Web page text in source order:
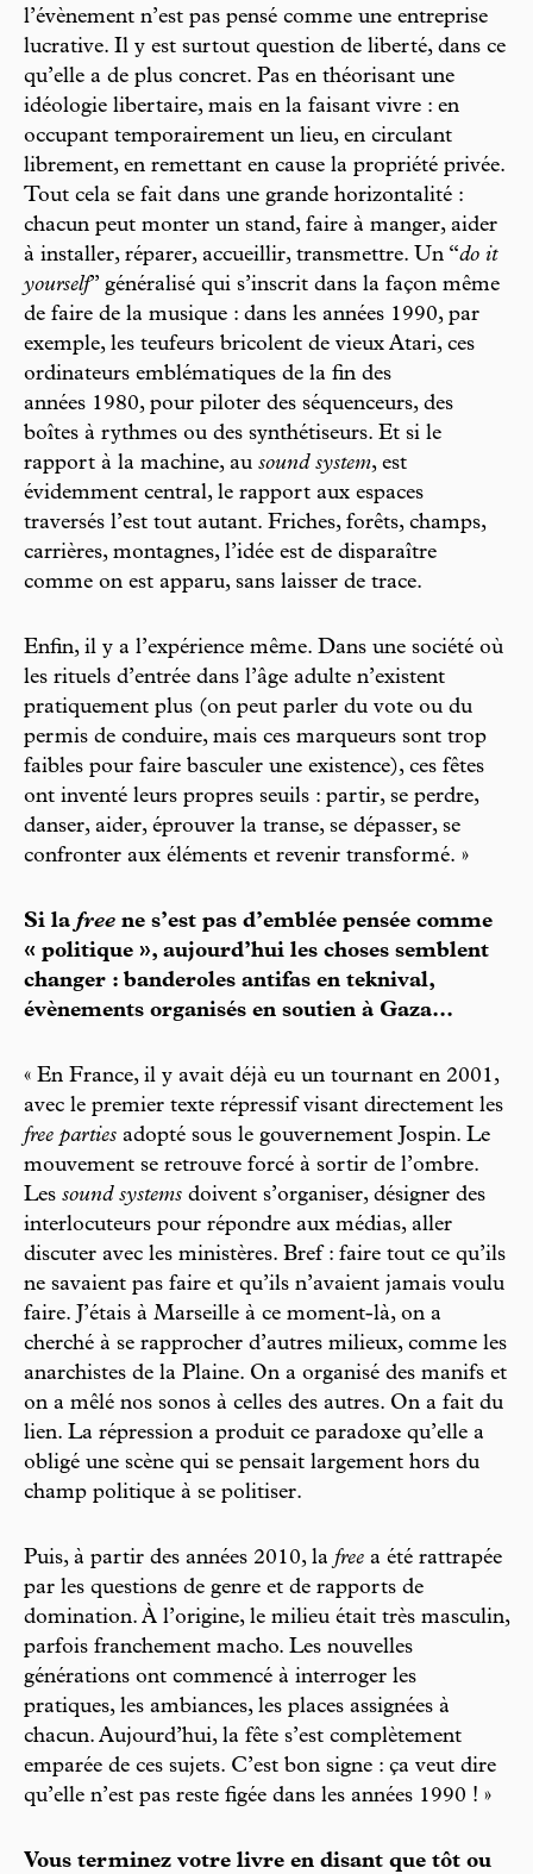
l’évènement n’est pas pensé comme une entreprise
lucrative. Il y est surtout question de liberté, dans ce
qu’elle a de plus concret. Pas en théorisant une
idéologie libertaire, mais en la faisant vivre : en
occupant temporairement un lieu, en circulant
librement, en remettant en cause la propriété privée.
Tout cela se fait dans une grande horizontalité :
chacun peut monter un stand, faire à manger, aider
à installer, réparer, accueillir, transmettre. Un “do it
yourself” généralisé qui s’inscrit dans la façon même
de faire de la musique : dans les années 1990, par
exemple, les teufeurs bricolent de vieux Atari, ces
ordinateurs emblématiques de la fin des
années 1980, pour piloter des séquenceurs, des
boîtes à rythmes ou des synthétiseurs. Et si le
rapport à la machine, au sound system, est
évidemment central, le rapport aux espaces
traversés l’est tout autant. Friches, forêts, champs,
carrières, montagnes, l’idée est de disparaître
comme on est apparu, sans laisser de trace.
Enfin, il y a l’expérience même. Dans une société où
les rituels d’entrée dans l’âge adulte n’existent
pratiquement plus (on peut parler du vote ou du
permis de conduire, mais ces marqueurs sont trop
faibles pour faire basculer une existence), ces fêtes
ont inventé leurs propres seuils : partir, se perdre,
danser, aider, éprouver la transe, se dépasser, se
confronter aux éléments et revenir transformé. »
Si la free ne s’est pas d’emblée pensée comme
« politique », aujourd’hui les choses semblent
changer : banderoles antifas en teknival,
évènements organisés en soutien à Gaza...
« En France, il y avait déjà eu un tournant en 2001,
avec le premier texte répressif visant directement les
free parties adopté sous le gouvernement Jospin. Le
mouvement se retrouve forcé à sortir de l’ombre.
Les sound systems doivent s’organiser, désigner des
interlocuteurs pour répondre aux médias, aller
discuter avec les ministères. Bref : faire tout ce qu’ils
ne savaient pas faire et qu’ils n’avaient jamais voulu
faire. J’étais à Marseille à ce moment-là, on a
cherché à se rapprocher d’autres milieux, comme les
anarchistes de la Plaine. On a organisé des manifs et
on a mêlé nos sonos à celles des autres. On a fait du
lien. La répression a produit ce paradoxe qu’elle a
obligé une scène qui se pensait largement hors du
champ politique à se politiser.
Puis, à partir des années 2010, la free a été rattrapée
par les questions de genre et de rapports de
domination. À l’origine, le milieu était très masculin,
parfois franchement macho. Les nouvelles
générations ont commencé à interroger les
pratiques, les ambiances, les places assignées à
chacun. Aujourd’hui, la fête s’est complètement
emparée de ces sujets. C’est bon signe : ça veut dire
qu’elle n’est pas reste figée dans les années 1990 ! »
Vous terminez votre livre en disant que tôt ou